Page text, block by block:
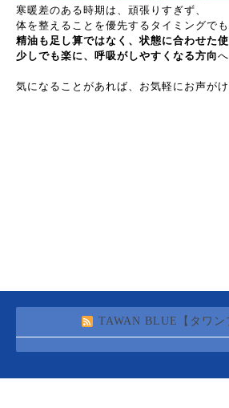
寒暖差のある時期は、頑張りすぎず、
体を整えることを優先するタイミングでも
精油も足し算ではなく、状態に合わせた
少しでも楽に、呼吸がしやすくなる方向へ
気になることがあれば、お気軽にお声がけ
TAWAN BLUE【タワン